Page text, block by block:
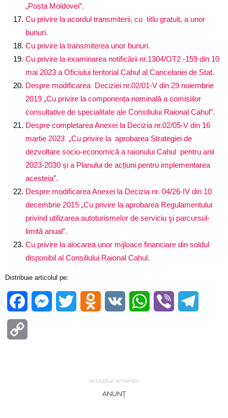
„Poșta Moldovei”.
Cu privire la acordul transmiterii, cu titlu gratuit, a unor
bunuri.
Cu privire la transmiterea unor bunuri.
Cu privire la examinarea notificării nr.1304/OT2 -159 din 10
mai 2023 a Oficiului teritorial Cahul al Cancelariei de Stat.
Despre modificarea Deciziei nr.02/01-V din 29 noiembrie
2019 „Cu privire la componența nominală a comisiilor
consultative de specialitate ale Consiliului Raional Cahul”.
Despre completarea Anexei la Decizia nr.02/05-V din 16
martie 2023 „Cu privire la aprobarea Strategiei de
dezvoltare socio-economică a raionului Cahul pentru anii
2023-2030 și a Planului de acțiuni pentru implementarea
acesteia”.
Despre modificarea Anexei la Decizia nr. 04/26-IV din 10
decembrie 2015 „Cu privire la aprobarea Regulamentului
privind utilizarea autoturismelor de serviciu şi parcursul-
limită anual”.
Cu privire la alocarea unor mijloace financiare din soldul
disponibil al Consiliului Raional Cahul.
Distribuie articolul pe:
FacebookMessenger
Twitter Odnoklassniki
VK WhatsApp
Viber
Articolul anterior
ANUNȚ